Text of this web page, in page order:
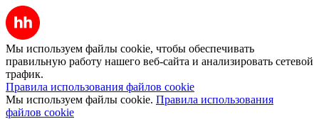
Мы используем файлы cookie, чтобы обеспечивать
правильную работу нашего веб-сайта и анализировать сетевой
трафик.
Правила использования файлов cookie
Мы используем файлы cookie. Правила использования
файлов cookie